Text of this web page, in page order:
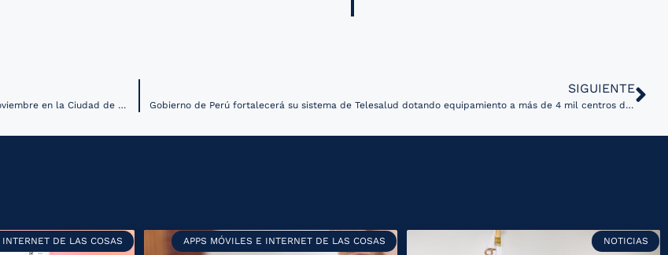
Robot con inteligencia artificial apoya a pacientes COVID en el CMN 20 de noviembre en la Ciudad de México
SIGUIENTE
Gobierno de Perú fortalecerá su sistema de Telesalud dotando equipamiento a más de 4 mil centros de salud
DE LAS COSAS APPS MÓVILES E INTERNET DE LAS COSAS NOTICIAS